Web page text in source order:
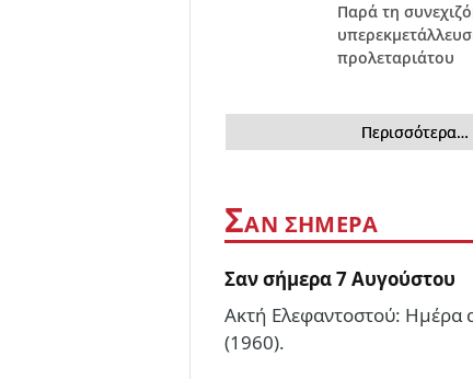
Παρά τη
προλεταριάτου
Περισσότερα…
ΣΑΝ ΣΗΜΕΡΑ
Σαν σήμερα 7 Αυγούστου
Ακτή Ελεφαντοστού: Ημέρα
(1960).